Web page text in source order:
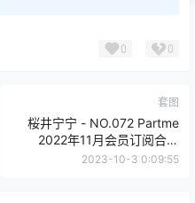
0 0
套图
桜井宁宁 - NO.072 Partme
2022年11月会员订阅合集
[100P3V-262MB]
2023-10-3 0:09:55